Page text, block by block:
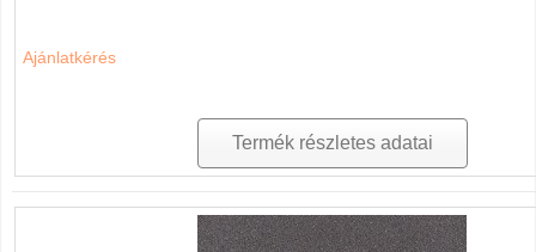
Ajánlatkérés
Termék részletes adatai